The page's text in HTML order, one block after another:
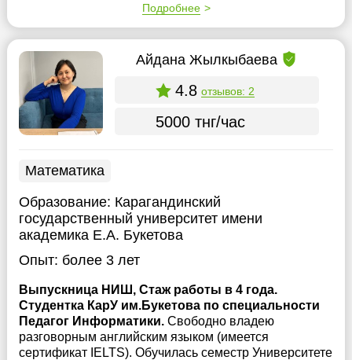
Подробнее
Айдана Жылкыбаева
4.8 отзывов: 2
5000 тнг/час
Математика
Образование: Карагандинский
государственный университет имени
академика Е.А. Букетова
Опыт: более 3 лет
Выпускница НИШ, Стаж работы в 4 года.
Студентка КарУ им.Букетова по специальности
Педагог Информатики. Свободно владею
разговорным английским языком (имеется
сертификат IELTS). Обучилась семестр Университете